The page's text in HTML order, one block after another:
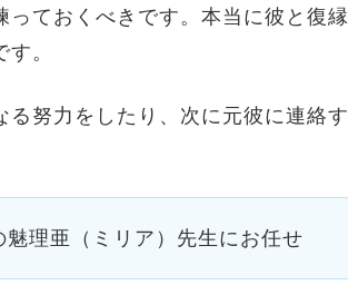
ておくべきです。本当に彼と復縁
。
努力をしたり、次に元彼に連絡す
理亜（ミリア）先生にお任せ